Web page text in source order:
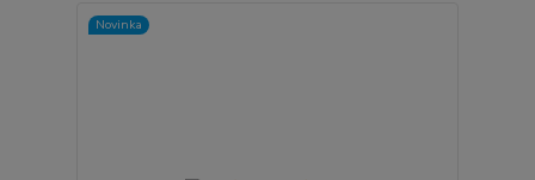
Novinka